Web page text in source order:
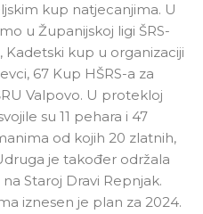
kup natjecanjima. U
u Županijskoj ligi ŠRS-
Kadetski kup u organizaciji
67 Kup HŠRS-a za
Valpovo. U protekloj
su 11 pehara i 47
od kojih 20 zlatnih,
je također održala
Staroj Dravi Repnjak.
iznesen je plan za 2024.